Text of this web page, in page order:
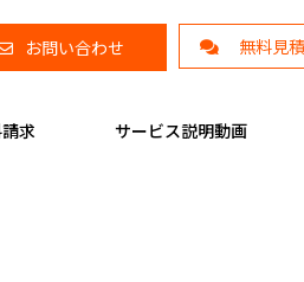
お問い合わせ 無料見
求 サービス説明動画